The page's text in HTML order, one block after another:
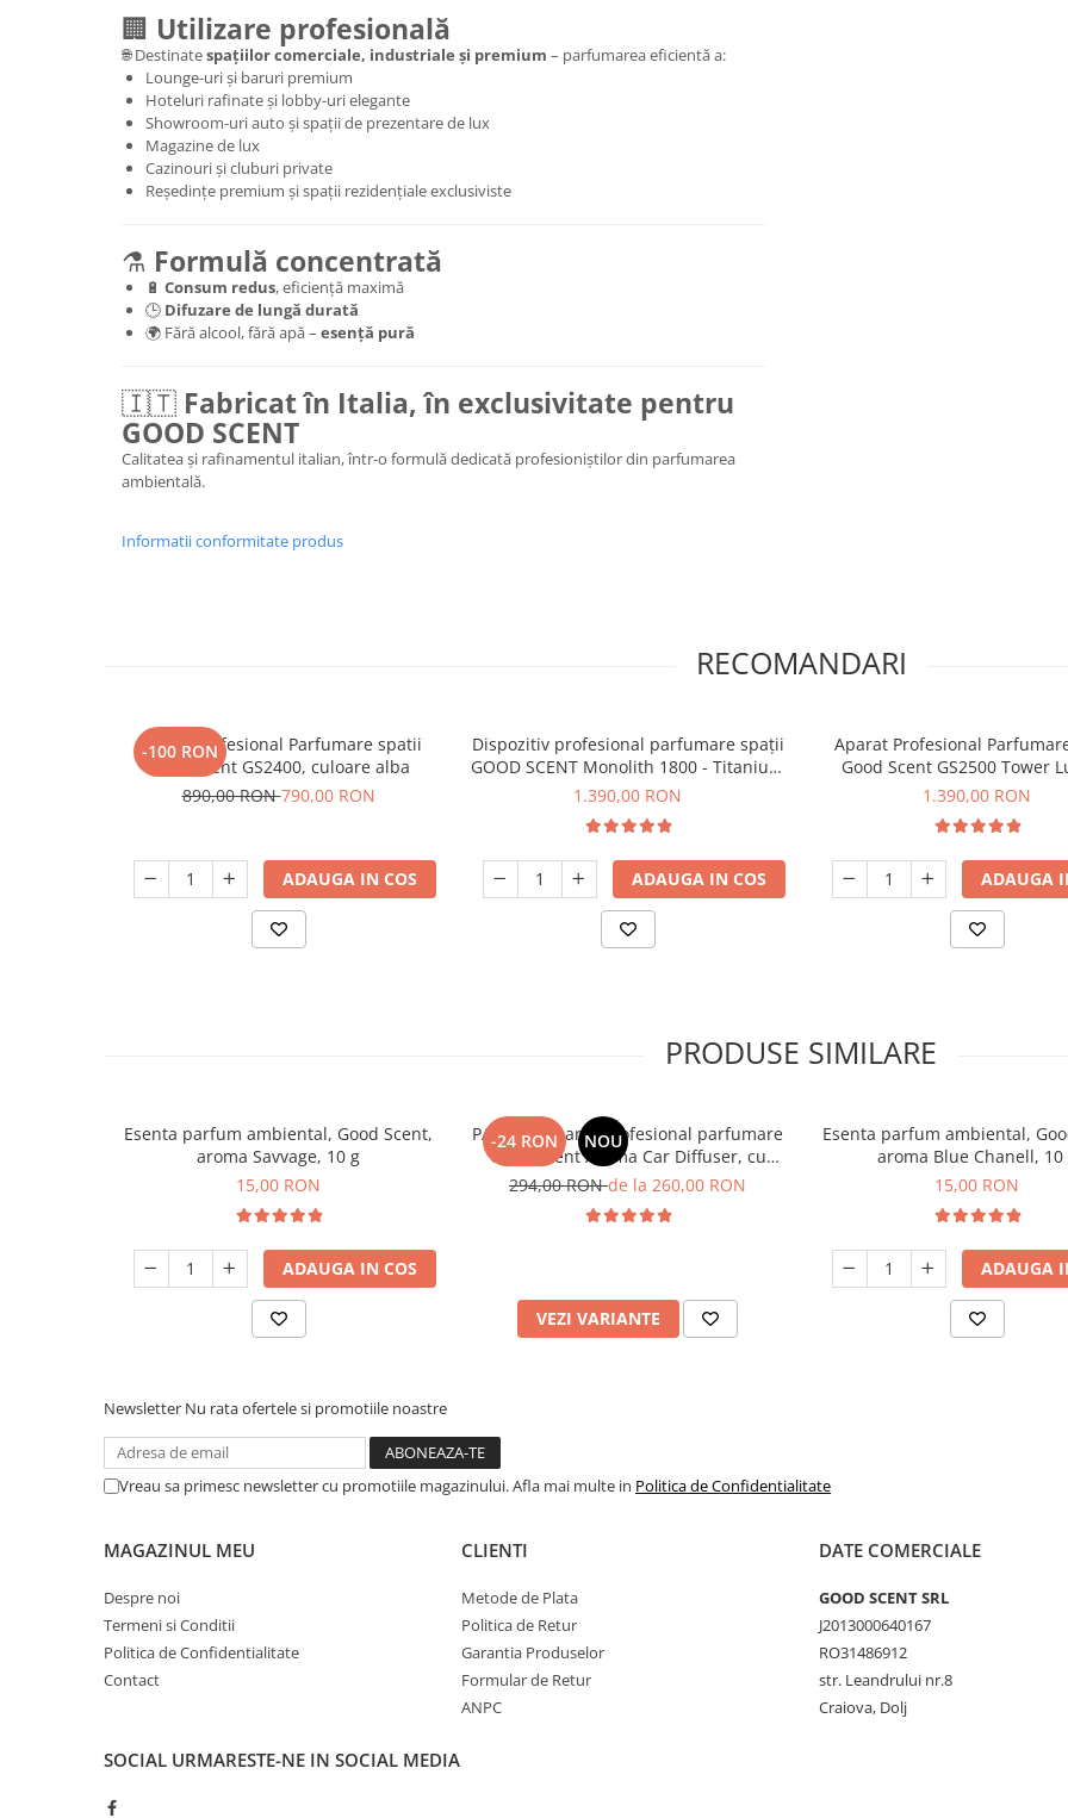
🏢 Utilizare profesională
🌐 Destinatespațiilor comerciale, industriale și premium – parfumarea eficientă a:
Lounge-uri și baruri premium
Hoteluri rafinate și lobby-uri elegante
Showroom-uri auto și spații de prezentare de lux
Magazine de lux
Cazinouri și cluburi private
Reședințe premium și spații rezidențiale exclusiviste
⚗️ Formulă concentrată
🔋 Consum redus, eficiență maximă
🕒 Difuzare de lungă durată
🌍 Fără alcool, fără apă – esență pură
🇮🇹 Fabricat în Italia, în exclusivitate pentru
GOOD SCENT
Calitatea și rafinamentul italian, într-o formulă dedicată profesioniștilor din parfumarea
ambientală.
Informatii conformitate produs
RECOMANDARI
-100 RON
Aparat profesional Parfumare spatii
Good Scent GS2400, culoare alba
890,00 RON790,00 RON
ADAUGA IN COS
Dispozitiv profesional parfumare spații
GOOD SCENT Monolith 1800 - Titanium
Black
1.390,00 RON
ADAUGA IN COS
Aparat Profesional
Good Scent GS2500 Tower
culoare neagra
1.390,00 RON
ADAUGA
PRODUSE SIMILARE
Esenta parfum ambiental, Good Scent,
aroma Savvage, 10 g
15,00 RON
ADAUGA IN COS
-24 RON NOU
PACHET: Aparat profesional parfumare
Good Scent Aroma Car Diffuser, cu
baterie interna, negru si 5 rezerve
294,00 RONde la 260,00 RON
VEZI VARIANTE
Esenta parfum ambiental,
aroma Blue Chanell, 10
15,00 RON
ADAUGA
Newsletter Nu rata ofertele si promotiile noastre
Vreau sa primesc newsletter cu promotiile magazinului. Afla mai multe in Politica de Confidentialitate
MAGAZINUL MEU
Despre noi
Termeni si Conditii
Politica de Confidentialitate
Contact
CLIENTI
Metode de Plata
Politica de Retur
Garantia Produselor
Formular de Retur
ANPC
DATE COMERCIALE
GOOD SCENT SRL
J2013000640167
RO31486912
str. Leandrului nr.8
Craiova, Dolj
SOCIAL URMARESTE-NE IN SOCIAL MEDIA